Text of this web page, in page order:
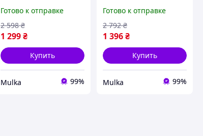
теплая армейская
флиска койот 60 ygmjn
Готово к отправке
1 299 ₴
2 598 ₴
Купить
Mulka 99%
кофта, теплая
армейская флиска
койот 46 ygmjn
Готово к отправке
1 396₴
2 792 ₴
Купить
Mulka 99%